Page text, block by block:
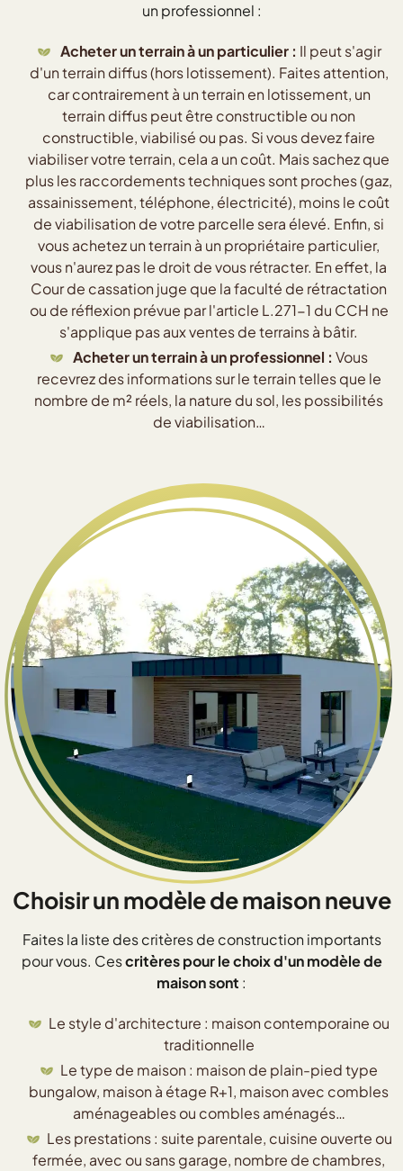
un professionnel :
Acheter un terrain à un particulier : Il peut s'agir
d'un terrain diffus (hors lotissement). Faites attention,
car contrairement à un terrain en lotissement, un
terrain diffus peut être constructible ou non
constructible, viabilisé ou pas. Si vous devez faire
viabiliser votre terrain, cela a un coût. Mais sachez que
plus les raccordements techniques sont proches (gaz,
assainissement, téléphone, électricité), moins le coût
de viabilisation de votre parcelle sera élevé. Enfin, si
vous achetez un terrain à un propriétaire particulier,
vous n'aurez pas le droit de vous rétracter. En effet, la
Cour de cassation juge que la faculté de rétractation
ou de réflexion prévue par l'article L.271-1 du CCH ne
s'applique pas aux ventes de terrains à bâtir.
Acheter un terrain à un professionnel : Vous
recevrez des informations sur le terrain telles que le
nombre de m² réels, la nature du sol, les possibilités
de viabilisation…
Choisir un modèle de maison neuve
Faites la liste des critères de construction importants
pour vous. Cescritères pour le choix d'un modèle de
maison sont :
Le style d'architecture : maison contemporaine ou
traditionnelle
Le type de maison : maison de plain-pied type
bungalow, maison à étage R+1, maison avec combles
aménageables ou combles aménagés…
Les prestations : suite parentale, cuisine ouverte ou
fermée, avec ou sans garage, nombre de chambres,